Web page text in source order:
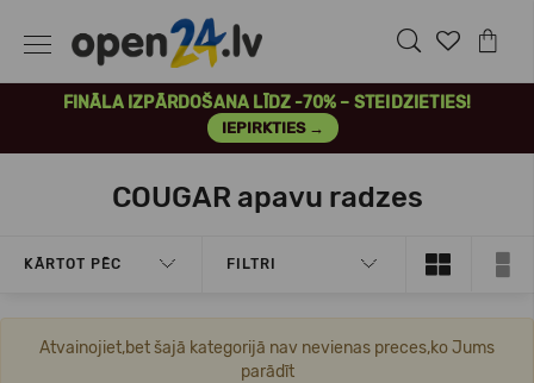
FINĀLA IZPĀRDOŠANA LĪDZ -70% – STEIDZIETIES!
IEPIRKTIES →
COUGAR apavu radzes
KĀRTOT PĒC FILTRI
Atvainojiet,bet šajā kategorijā nav nevienas preces,ko Jums
parādīt